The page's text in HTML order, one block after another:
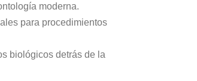
moderna.
para procedimientos
biológicos detrás de la